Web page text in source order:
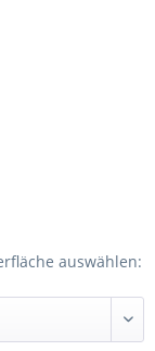
auswählen: